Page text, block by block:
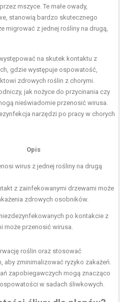
mszyce. Te małe owady,
stanowią bardzo skutecznego
migrować z jednej rośliny na drugą,
na skutek kontaktu z
gdzie występuje ospowatość,
zdrowych roślin z chorymi.
jak nożyce do przycinania czy
nieświadomie przenosić wirusa.
narzędzi po pracy w chorych
Opis
wirus z jednej rośliny na drugą
z zainfekowanymi drzewami może
zdrowych osobników.
po kontakcie z
może przenosić wirusa.
roślin oraz stosować
aby zminimalizować ryzyko zakażeń.
zapobiegawczych mogą znacząco
w sadach śliwkowych.